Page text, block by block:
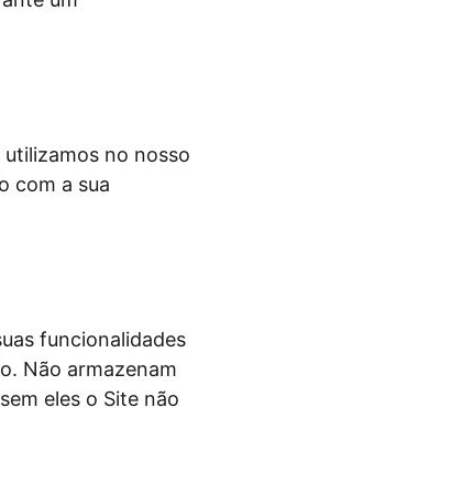
no nosso
com a sua
funcionalidades
Não armazenam
eles o Site não